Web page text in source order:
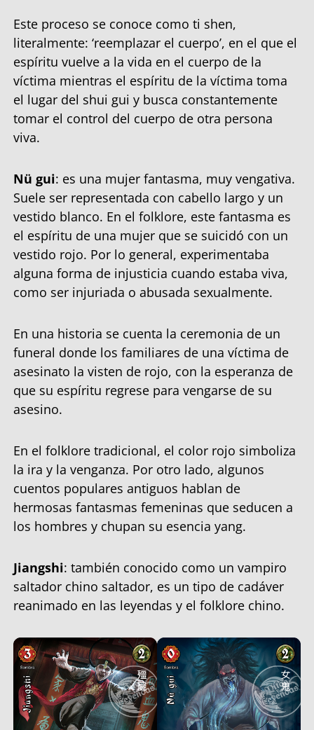
Este proceso se conoce como ti shen,
literalmente: ‘reemplazar el cuerpo’, en el que el
espíritu vuelve a la vida en el cuerpo de la
víctima mientras el espíritu de la víctima toma
el lugar del shui gui y busca constantemente
tomar el control del cuerpo de otra persona
viva.
Nü gui: es una mujer fantasma, muy vengativa.
Suele ser representada con cabello largo y un
vestido blanco. En el folklore, este fantasma es
el espíritu de una mujer que se suicidó con un
vestido rojo. Por lo general, experimentaba
alguna forma de injusticia cuando estaba viva,
como ser injuriada o abusada sexualmente.
En una historia se cuenta la ceremonia de un
funeral donde los familiares de una víctima de
asesinato la visten de rojo, con la esperanza de
que su espíritu regrese para vengarse de su
asesino.
En el folklore tradicional, el color rojo simboliza
la ira y la venganza. Por otro lado, algunos
cuentos populares antiguos hablan de
hermosas fantasmas femeninas que seducen a
los hombres y chupan su esencia yang.
Jiangshi: también conocido como un vampiro
saltador chino saltador, es un tipo de cadáver
reanimado en las leyendas y el folklore chino.